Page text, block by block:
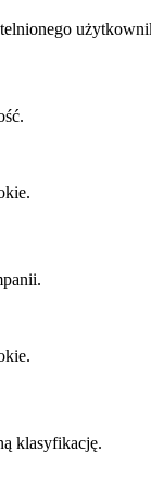
klasyfikację.